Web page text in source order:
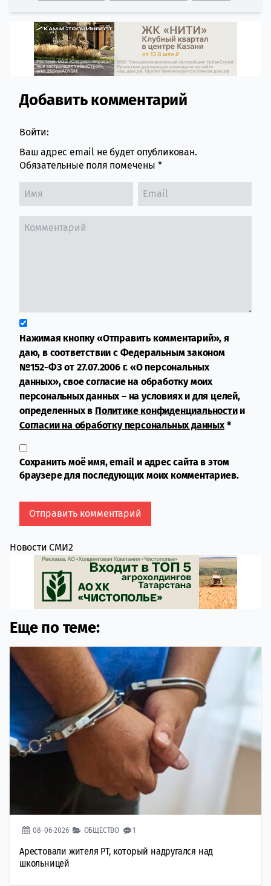
Comment section
Добавить комментарий
Войти:
Ваш адрес email не будет опубликован.
Обязательные поля помечены *
Нажимая кнопку «Отправить комментарий», я
даю, в соответствии с Федеральным законом
№152-ФЗ от 27.07.2006 г. «О персональных
данных», свое согласие на обработку моих
персональных данных – на условиях и для целей,
определенных в Политике конфиденциальностии
Согласии на обработку персональных данных*
Сохранить моё имя, email и адрес сайта в этом
браузере для последующих моих комментариев.
Новости СМИ2
Еще по теме:
08-06-2026 ОБЩЕСТВО 1
Арестовали жителя РТ, который надругался над
школьницей